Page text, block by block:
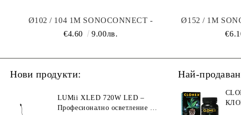
Ø102 / 104 1M SONOCONNECT -
ГЪВКАВ ВЪЗДУХОВОД С ВАТА
€4.60 9.00лв.
Ø152 / 1M
Нови продукти:
LUMii XLED 720W LED –
Професионално осветление с
Най-